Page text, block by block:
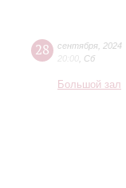
28 сентября 2024
20:00 Сб
Большой зал